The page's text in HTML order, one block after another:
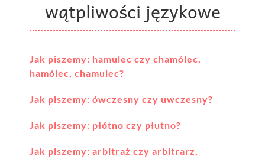
wątpliwości językowe
Jak piszemy: hamulec czy chamólec,
hamólec, chamulec?
Jak piszemy: ówczesny czy uwczesny?
Jak piszemy: płótno czy płutno?
Jak piszemy: arbitraż czy arbitrarz,